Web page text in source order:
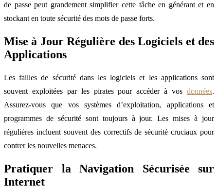
de passe peut grandement simplifier cette tâche en générant et en
stockant en toute sécurité des mots de passe forts.
Mise à Jour Régulière des Logiciels et des
Applications
Les failles de sécurité dans les logiciels et les applications sont
souvent exploitées par les pirates pour accéder à vos données.
Assurez-vous que vos systèmes d’exploitation, applications et
programmes de sécurité sont toujours à jour. Les mises à jour
régulières incluent souvent des correctifs de sécurité cruciaux pour
contrer les nouvelles menaces.
Pratiquer la Navigation Sécurisée sur
Internet